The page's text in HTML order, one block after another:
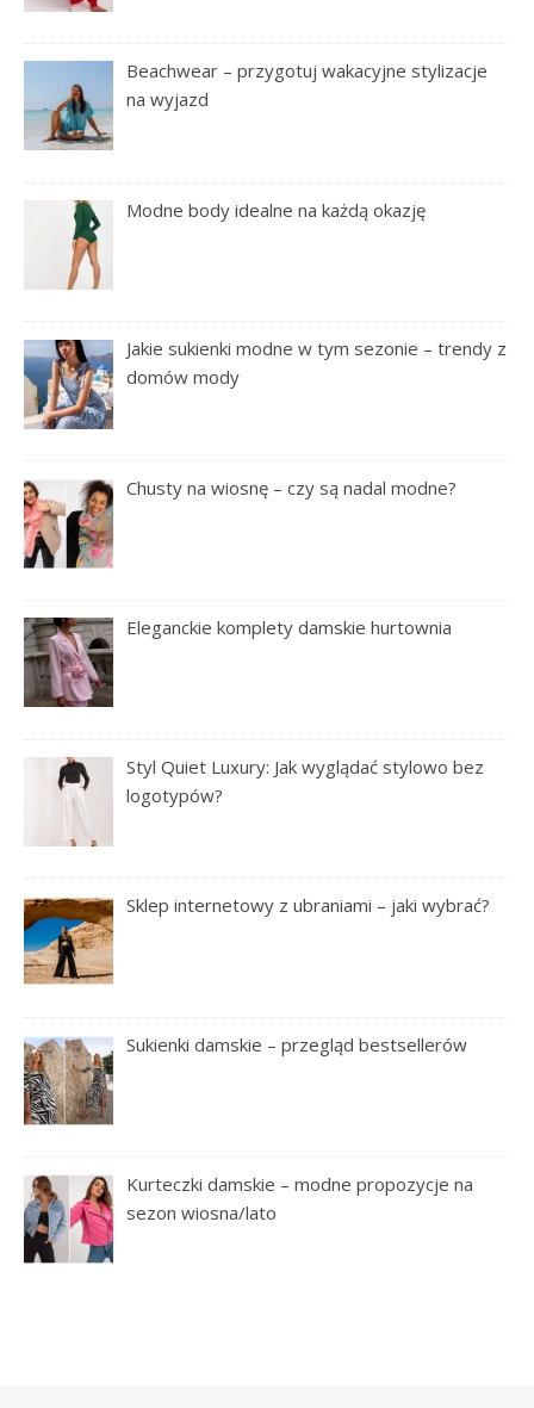
Beachwear – przygotuj wakacyjne stylizacje
na wyjazd
Modne body idealne na każdą okazję
Jakie sukienki modne w tym sezonie – trendy z
domów mody
Chusty na wiosnę – czy są nadal modne?
Eleganckie komplety damskie hurtownia
Styl Quiet Luxury: Jak wyglądać stylowo bez
logotypów?
Sklep internetowy z ubraniami – jaki wybrać?
Sukienki damskie – przegląd bestsellerów
Kurteczki damskie – modne propozycje na
sezon wiosna/lato